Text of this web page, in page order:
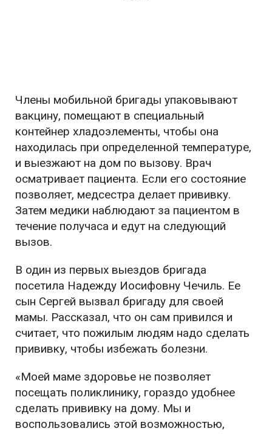
Члены мобильной бригады упаковывают
вакцину, помещают в специальный
контейнер хладоэлементы, чтобы она
находилась при определенной температуре,
и выезжают на дом по вызову. Врач
осматривает пациента. Если его состояние
позволяет, медсестра делает прививку.
Затем медики наблюдают за пациентом в
течение получаса и едут на следующий
вызов.
В один из первых выездов бригада
посетила Надежду Иосифовну Чечиль. Ее
сын Сергей вызвал бригаду для своей
мамы. Рассказал, что он сам привился и
считает, что пожилым людям надо сделать
прививку, чтобы избежать болезни.
«Моей маме здоровье не позволяет
посещать поликлинику, гораздо удобнее
сделать прививку на дому. Мы и
воспользовались этой возможностью,